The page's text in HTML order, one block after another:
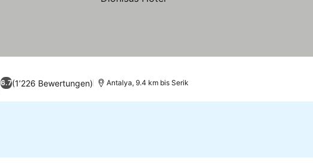
6.7(1’226 Bewertungen) Antalya, 9.4 km bis Serik